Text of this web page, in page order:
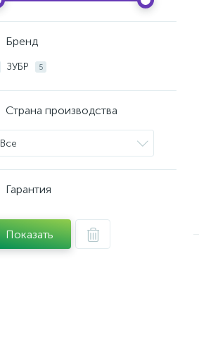
Бренд
ЗУБР 5
Страна производства
Все
Гарантия
Показать